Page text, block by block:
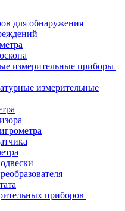
для обнаружения
измерительные приборы
измерительные
приборов